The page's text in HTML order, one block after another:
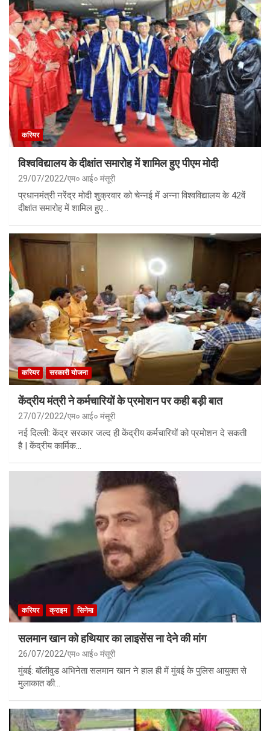
करियर
विश्वविद्यालय के दीक्षांत समारोह में शामिल हुए पीएम मोदी
29/07/2022 एम० आई० मंसूरी
प्रधानमंत्री नरेंद्र मोदी शुक्रवार को चेन्नई में अन्ना विश्वविद्यालय के 42वें
दीक्षांत समारोह में शामिल हुए…
करियर सरकारी योजना
केंद्रीय मंत्री ने कर्मचारियों के प्रमोशन पर कही बड़ी बात
27/07/2022 एम० आई० मंसूरी
नई दिल्‍ली: केंद्र सरकार जल्‍द ही केंद्रीय कर्मचारियों को प्रमोशन दे सकती
है | केंद्रीय कार्मिक…
करियर क्राइम सिनेमा
सलमान खान को हथियार का लाइसेंस ना देने की मांग
26/07/2022 एम० आई० मंसूरी
मुंबई: बॉलीवुड अभिनेता सलमान खान ने हाल ही में मुंबई के पुलिस आयुक्त से
मुलाकात की…